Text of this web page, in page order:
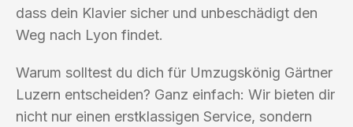
dass dein Klavier sicher und unbeschädigt den
Weg nach Lyon findet.
Warum solltest du dich für Umzugskönig Gärtner
Luzern entscheiden? Ganz einfach: Wir bieten dir
nicht nur einen erstklassigen Service, sondern